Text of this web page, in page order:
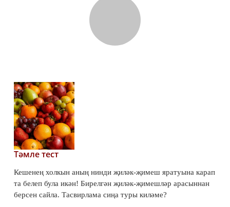
Тәмле тест
Кешенең холкын аның нинди җиләк-җимеш яратуына карап
та белеп була икән! Бирелгән җиләк-җимешләр арасыннан
берсен сайла. Тасвирлама сиңа туры киләме?